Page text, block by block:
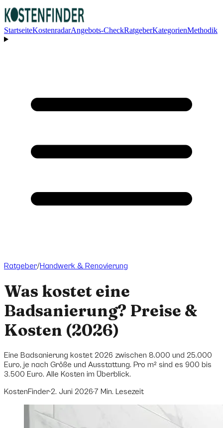
StartseiteKostenradarAngebots-CheckRatgeberKategorienMethodik
Ratgeber/Handwerk & Renovierung
Was kostet eine
Badsanierung? Preise &
Kosten (2026)
Eine Badsanierung kostet 2026 zwischen 8.000 und 25.000
Euro, je nach Größe und Ausstattung. Pro m² sind es 900 bis
3.500 Euro. Alle Kosten im Überblick.
KostenFinder·2. Juni 2026·7 Min. Lesezeit